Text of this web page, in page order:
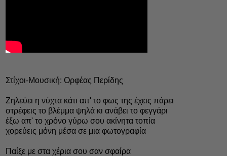
Στίχοι-Μουσική: Ορφέας Περίδης
Ζηλεύει η νύχτα κάτι απ' το φως της έχεις πάρει
στρέφεις το βλέμμα ψηλά κι ανάβει το φεγγάρι
έξω απ' το χρόνο γύρω σου ακίνητα τοπία
χορεύεις μόνη μέσα σε μια φωτογραφία
Παίξε με στα χέρια σου σαν σφαίρα